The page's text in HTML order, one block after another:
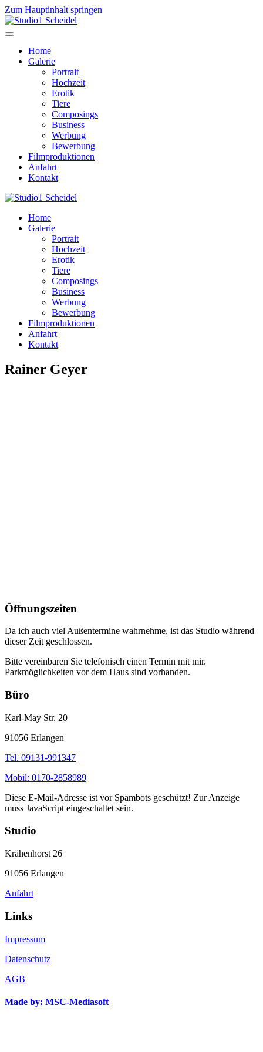
Zum Hauptinhalt springen
Home
Galerie
Portrait
Hochzeit
Erotik
Tiere
Composings
Business
Werbung
Bewerbung
Filmproduktionen
Anfahrt
Kontakt
Home
Galerie
Portrait
Hochzeit
Erotik
Tiere
Composings
Business
Werbung
Bewerbung
Filmproduktionen
Anfahrt
Kontakt
Rainer Geyer
Öffnungszeiten
Da ich auch viel Außentermine wahrnehme, ist das Studio während
dieser Zeit geschlossen.
Bitte vereinbaren Sie telefonisch einen Termin mit mir.
Parkmöglichkeiten vor dem Haus sind vorhanden.
Büro
Karl-May Str. 20
91056 Erlangen
Tel. 09131-991347
Mobil: 0170-2858989
Diese E-Mail-Adresse ist vor Spambots geschützt! Zur Anzeige
muss JavaScript eingeschaltet sein.
Studio
Krähenhorst 26
91056 Erlangen
Anfahrt
Links
Impressum
Datenschutz
AGB
Made by: MSC-Mediasoft